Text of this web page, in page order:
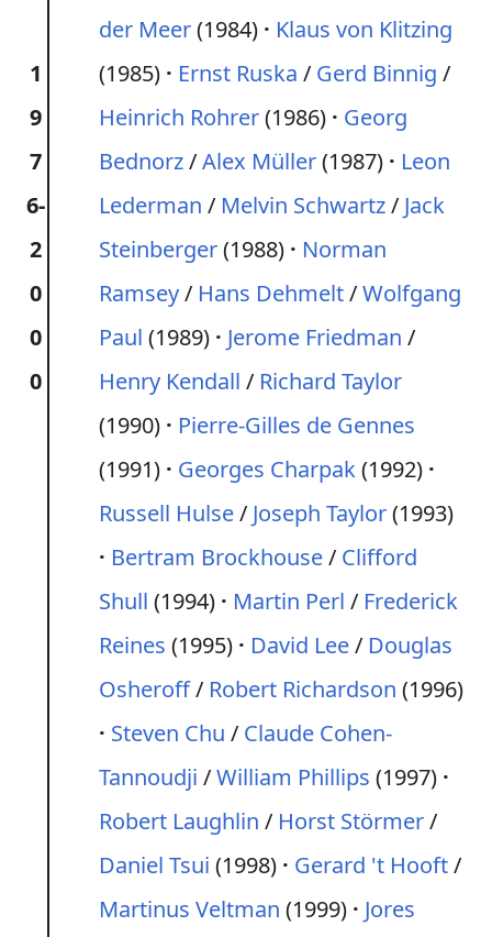
1
9
7
6-
2
0
0
0
der Meer(1984)
Klaus von Klitzing
(1985)
Ernst Ruska / Gerd Binnig /
Heinrich Rohrer(1986)
Georg
Bednorz/Alex Müller(1987)
Leon
Lederman / Melvin Schwartz/ Jack
Steinberger(1988)
Norman
Ramsey/ Hans Dehmelt/Wolfgang
Paul (1989) Jerome Friedman /
Henry Kendall / Richard Taylor
(1990)
Pierre-Gilles de Gennes
(1991)
Georges Charpak(1992)
Russell Hulse/ Joseph Taylor(1993)
Bertram Brockhouse/ Clifford
Shull (1994) Martin Perl / Frederick
Reines (1995) David Lee/ Douglas
Osheroff/ Robert Richardson (1996)
Steven Chu / Claude Cohen-
Tannoudji /William Phillips (1997)
Robert Laughlin / Horst Störmer/
Daniel Tsui (1998) Gerard 't Hooft/
Martinus Veltman (1999)
Jores